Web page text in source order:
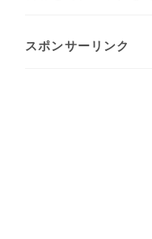
スポンサーリンク